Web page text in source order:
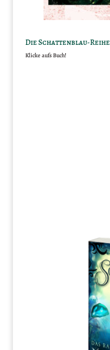
Die Schattenblau-Reihe
Klicke aufs Buch!